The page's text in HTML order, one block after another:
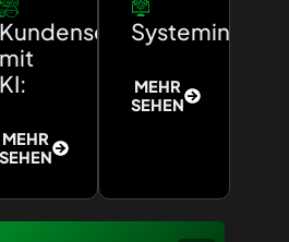
Kundenservice
mit
KI:
MEHR
SEHEN
MEHR
SEHEN